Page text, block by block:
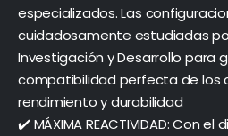
especializados. Las
cuidadosamente estudiadas
Investigación y Desarrollo para
compatibilidad perfecta de los
rendimiento y durabilidad
✔️ MÁXIMA REACTIVIDAD: Con